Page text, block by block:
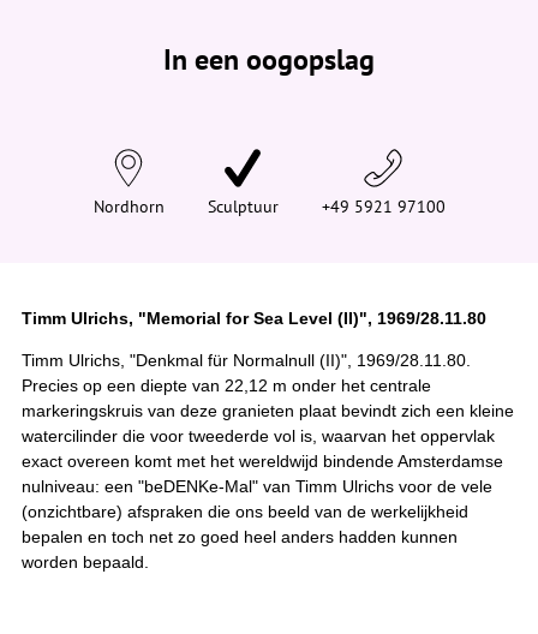
In een oogopslag
Nordhorn Sculptuur +49 5921 97100
Timm Ulrichs, "Memorial for Sea Level (II)", 1969/28.11.80
Timm Ulrichs, "Denkmal für Normalnull (II)", 1969/28.11.80.
Precies op een diepte van 22,12 m onder het centrale
markeringskruis van deze granieten plaat bevindt zich een kleine
watercilinder die voor tweederde vol is, waarvan het oppervlak
exact overeen komt met het wereldwijd bindende Amsterdamse
nulniveau: een "beDENKe-Mal" van Timm Ulrichs voor de vele
(onzichtbare) afspraken die ons beeld van de werkelijkheid
bepalen en toch net zo goed heel anders hadden kunnen
worden bepaald.